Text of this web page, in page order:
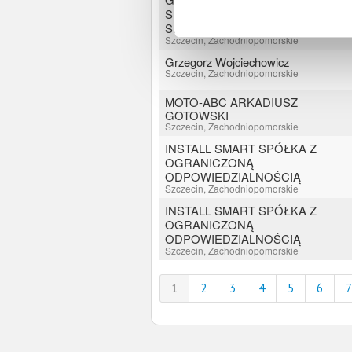
SEBASTIAN PIÓRKOWSKI
SPÓŁKA JAWNA
Szczecin, Zachodniopomorskie
Grzegorz Wojciechowicz
Szczecin, Zachodniopomorskie
MOTO-ABC ARKADIUSZ
GOTOWSKI
Szczecin, Zachodniopomorskie
INSTALL SMART SPÓŁKA Z
OGRANICZONĄ
ODPOWIEDZIALNOŚCIĄ
Szczecin, Zachodniopomorskie
INSTALL SMART SPÓŁKA Z
OGRANICZONĄ
ODPOWIEDZIALNOŚCIĄ
Szczecin, Zachodniopomorskie
1 2 3 4 5 6 7